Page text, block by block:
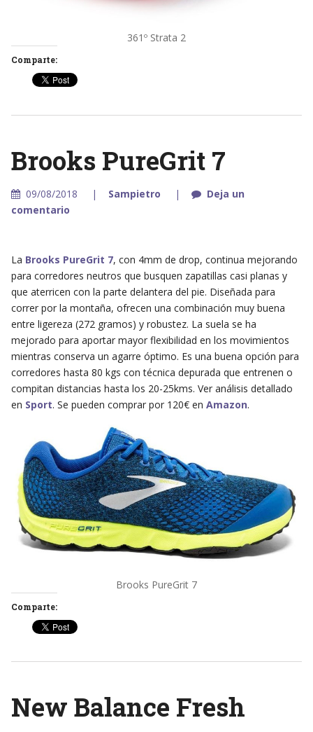
361º Strata 2
Comparte:
Brooks PureGrit 7
09/08/2018 Sampietro
Deja un
comentario
La Brooks PureGrit 7, con 4mm de drop, continua mejorando
para corredores neutros que busquen zapatillas casi planas y
que aterricen con la parte delantera del pie. Diseñada para
correr por la montaña, ofrecen una combinación muy buena
entre ligereza (272 gramos) y robustez. La suela se ha
mejorado para aportar mayor flexibilidad en los movimientos
mientras conserva un agarre óptimo. Es una buena opción para
corredores hasta 80 kgs con técnica depurada que entrenen o
compitan distancias hasta los 20-25kms. Ver análisis detallado
en Sport. Se pueden comprar por 120€ en Amazon.
Brooks PureGrit 7
Comparte:
New Balance Fresh